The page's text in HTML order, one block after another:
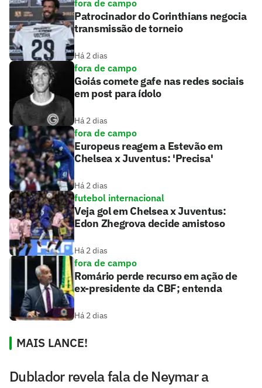
fora de campo
Patrocinador do Corinthians negocia
transmissão de torneio
Há 2 dias
fora de campo
Goiás comete gafe nas redes sociais
em post para ídolo
Há 2 dias
fora de campo
Europeus reagem a Estevão em
Chelsea x Juventus: 'Precisa'
Há 2 dias
futebol internacional
Veja gol em Chelsea x Juventus:
Edon Zhegrova decide amistoso
Há 2 dias
fora de campo
Romário perde recurso em ação de
ex-presidente da CBF; entenda
Há 2 dias
MAIS LANCE!
Dublador revela fala de Neymar a